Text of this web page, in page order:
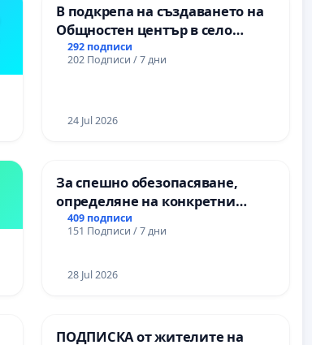
В подкрепа на създаването на
Общностен център в село
Църква
292 подписи
202 Подписи / 7 дни
24 Jul 2026
За спешно обезопасяване,
определяне на конкретни
срокове и извършване на
цялостна рехабилитация на
пътен възел АМ „Тракия“ - гр.
409 подписи
151 Подписи / 7 дни
28 Jul 2026
ПОДПИСКА от жителите на